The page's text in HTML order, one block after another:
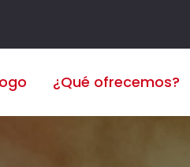
¿Qué ofrecemos?